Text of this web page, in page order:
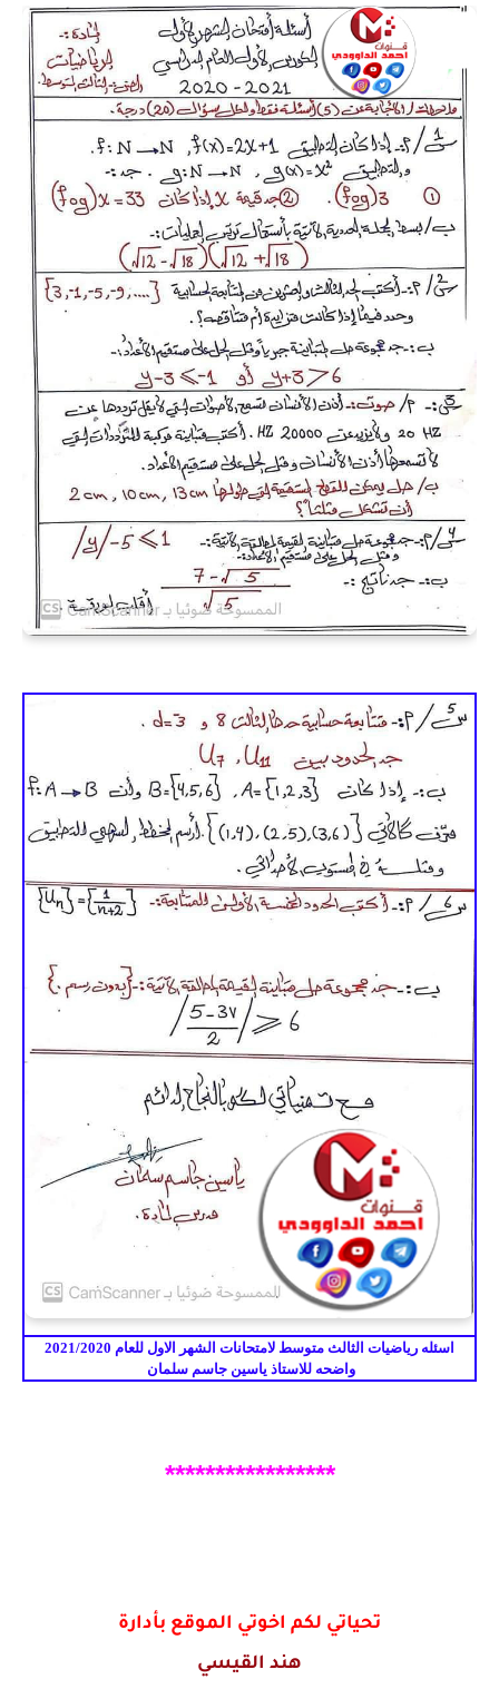
اسئله رياضيات الثالث متوسط لامتحانات الشهر الاول للعام 2021/2020
واضحه للاستاذ ياسين جاسم سلمان
*****************
تحياتي لكم اخوتي الموقع بأدارة
هند القيسي